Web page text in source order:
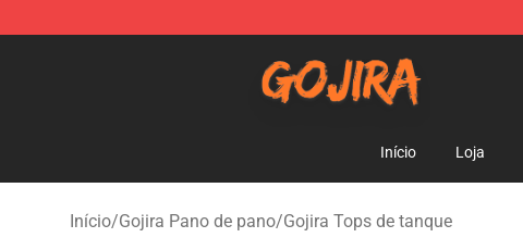
Início Loja
Início/Gojira Pano de pano/Gojira Tops de tanque